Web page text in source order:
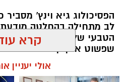
הפסיכולוג גיא וינץ'
לב מתחילה בהחלטה
הטבעי שלנו לייפות את
שפשוט אינן קיימות. הוא
שיעזור לנו, בהדרגה,
קרא
אולי יעניין